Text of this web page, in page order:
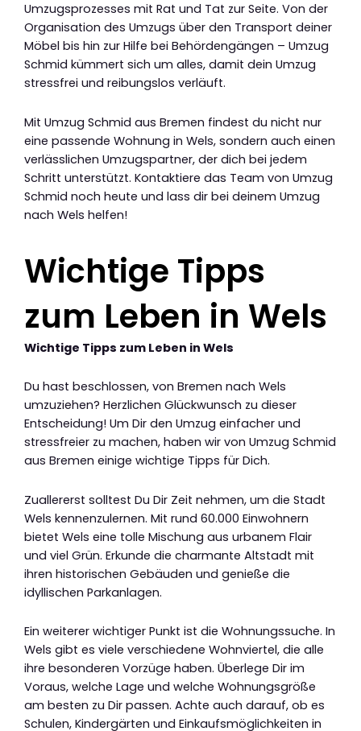
Umzugsprozesses mit Rat und Tat zur Seite. Von der
Organisation des Umzugs über den Transport deiner
Möbel bis hin zur Hilfe bei Behördengängen – Umzug
Schmid kümmert sich um alles, damit dein Umzug
stressfrei und reibungslos verläuft.
Mit Umzug Schmid aus Bremen findest du nicht nur
eine passende Wohnung in Wels, sondern auch einen
verlässlichen Umzugspartner, der dich bei jedem
Schritt unterstützt. Kontaktiere das Team von Umzug
Schmid noch heute und lass dir bei deinem Umzug
nach Wels helfen!
Wichtige Tipps
zum Leben in Wels
Wichtige Tipps zum Leben in Wels
Du hast beschlossen, von Bremen nach Wels
umzuziehen? Herzlichen Glückwunsch zu dieser
Entscheidung! Um Dir den Umzug einfacher und
stressfreier zu machen, haben wir von Umzug Schmid
aus Bremen einige wichtige Tipps für Dich.
Zuallererst solltest Du Dir Zeit nehmen, um die Stadt
Wels kennenzulernen. Mit rund 60.000 Einwohnern
bietet Wels eine tolle Mischung aus urbanem Flair
und viel Grün. Erkunde die charmante Altstadt mit
ihren historischen Gebäuden und genieße die
idyllischen Parkanlagen.
Ein weiterer wichtiger Punkt ist die Wohnungssuche. In
Wels gibt es viele verschiedene Wohnviertel, die alle
ihre besonderen Vorzüge haben. Überlege Dir im
Voraus, welche Lage und welche Wohnungsgröße
am besten zu Dir passen. Achte auch darauf, ob es
Schulen, Kindergärten und Einkaufsmöglichkeiten in